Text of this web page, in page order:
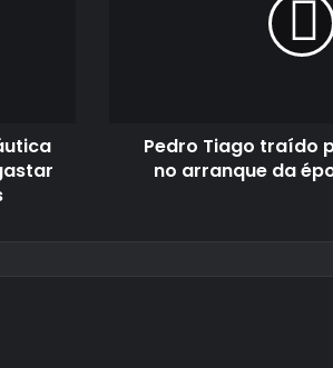
Pedro Tiago traído
no arranque da